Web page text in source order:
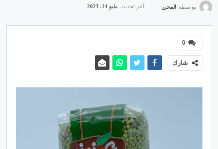
بواسطة المحرر آخر تحديث مايو 14, 2023
0
شارك